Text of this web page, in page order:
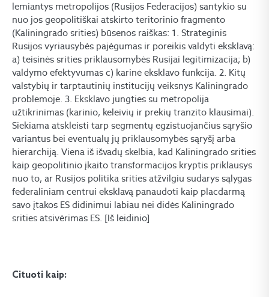
lemiantys metropolijos (Rusijos Federacijos) santykio su
nuo jos geopolitiškai atskirto teritorinio fragmento
(Kaliningrado srities) būsenos raiškas: 1. Strateginis
Rusijos vyriausybės pajėgumas ir poreikis valdyti eksklavą:
a) teisinės srities priklausomybės Rusijai legitimizacija; b)
valdymo efektyvumas c) karinė eksklavo funkcija. 2. Kitų
valstybių ir tarptautinių institucijų veiksnys Kaliningrado
problemoje. 3. Eksklavo jungties su metropolija
užtikrinimas (karinio, keleivių ir prekių tranzito klausimai).
Siekiama atskleisti tarp segmentų egzistuojančius sąryšio
variantus bei eventualų jų priklausomybės sąryšį arba
hierarchiją. Viena iš išvadų skelbia, kad Kaliningrado srities
kaip geopolitinio įkaito transformacijos kryptis priklausys
nuo to, ar Rusijos politika srities atžvilgiu sudarys sąlygas
federaliniam centrui eksklavą panaudoti kaip placdarmą
savo įtakos ES didinimui labiau nei didės Kaliningrado
srities atsivėrimas ES. [Iš leidinio]
Cituoti kaip: